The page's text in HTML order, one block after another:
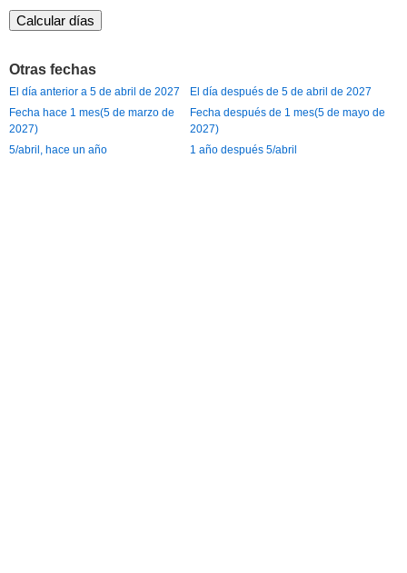
Otras fechas
El día anterior a 5 de abril de 2027
El día después de 5 de abril de 2027
Fecha hace 1 mes(5 de marzo de
2027)
Fecha después de 1 mes(5 de mayo de
2027)
5/abril, hace un año
1 año después 5/abril